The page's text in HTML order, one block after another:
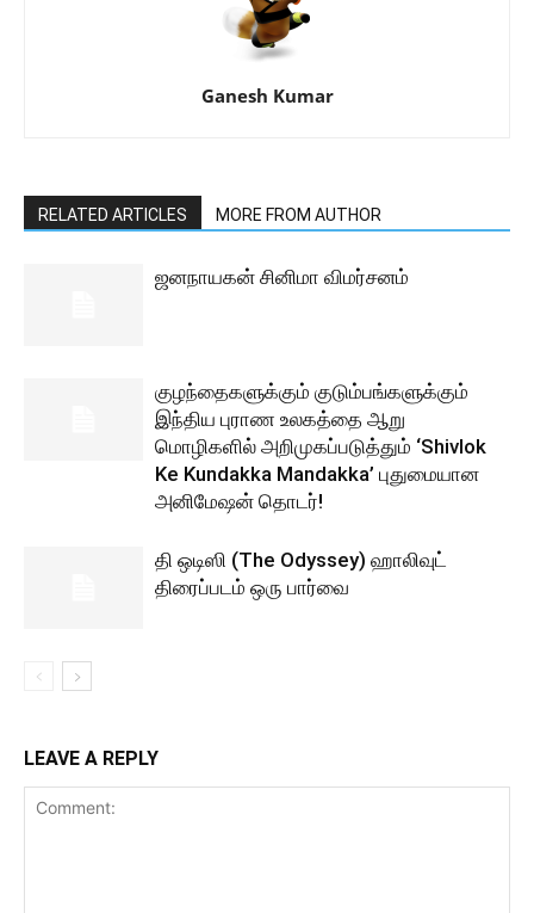
Ganesh Kumar
RELATED ARTICLES MORE FROM AUTHOR
ஜனநாயகன் சினிமா விமர்சனம்
குழந்தைகளுக்கும் குடும்பங்களுக்கும்
இந்திய புராண உலகத்தை ஆறு
மொழிகளில் அறிமுகப்படுத்தும் ‘Shivlok
Ke Kundakka Mandakka’ புதுமையான
அனிமேஷன் தொடர்!
தி ஒடிஸி (The Odyssey) ஹாலிவுட்
திரைப்படம் ஒரு பார்வை
LEAVE A REPLY